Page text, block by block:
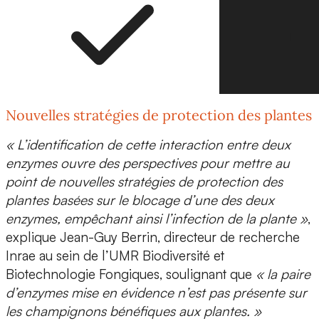
Nouvelles stratégies de protection des plantes
« L’identification de cette interaction entre deux
enzymes ouvre des perspectives pour mettre au
point de nouvelles stratégies de protection des
plantes basées sur le blocage d’une des deux
enzymes, empêchant ainsi l’infection de la plante »,
explique Jean-Guy Berrin, directeur de recherche
Inrae au sein de l’UMR Biodiversité et
Biotechnologie Fongiques, soulignant que « la paire
d’enzymes mise en évidence n’est pas présente sur
les champignons bénéfiques aux plantes. »